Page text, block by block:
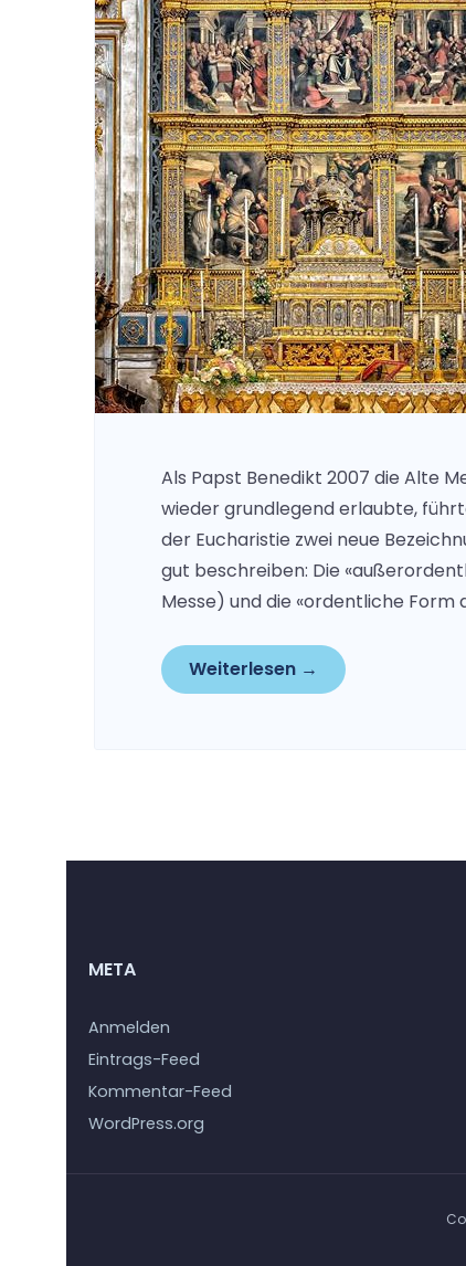
Als Papst Benedikt 2007 die Alte
wieder grundlegend erlaubte,
der Eucharistie zwei neue
gut beschreiben: Die
Messe) und die «ordentliche Form
Weiterlesen →
META
Anmelden
Eintrags-Feed
Kommentar-Feed
WordPress.org